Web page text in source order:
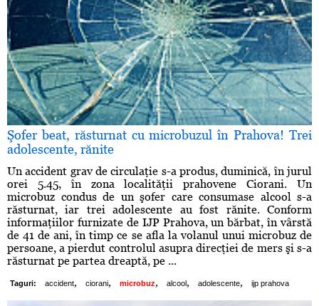
Şofer beat, răsturnat cu microbuzul în Prahova! Trei
adolescente, rănite
Un accident grav de circulaţie s-a produs, duminică, în jurul
orei 5.45, în zona localităţii prahovene Ciorani. Un
microbuz condus de un şofer care consumase alcool s-a
răsturnat, iar trei adolescente au fost rănite. Conform
informaţiilor furnizate de IJP Prahova, un bărbat, în vârstă
de 41 de ani, în timp ce se afla la volanul unui microbuz de
persoane, a pierdut controlul asupra direcţiei de mers şi s-a
răsturnat pe partea dreaptă, pe ...
Taguri: accident, ciorani, microbuz, alcool , adolescente, ijp prahova